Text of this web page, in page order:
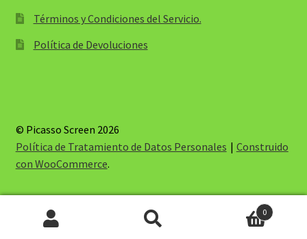
Términos y Condiciones del Servicio.
Política de Devoluciones
© Picasso Screen 2026
Política de Tratamiento de Datos Personales
Construido
con WooCommerce.
0